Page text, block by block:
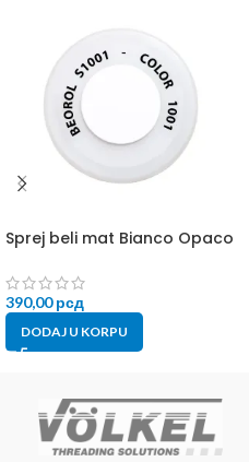
Sprej beli mat Bianco Opaco
390,00рсд
DODAJ U KORPU